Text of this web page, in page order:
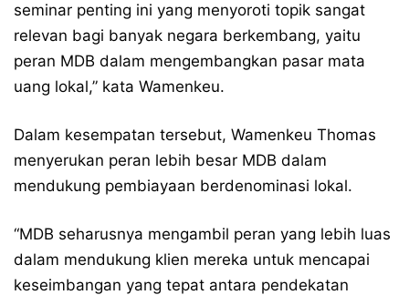
seminar penting ini yang menyoroti topik sangat
relevan bagi banyak negara berkembang, yaitu
peran MDB dalam mengembangkan pasar mata
uang lokal,” kata Wamenkeu.
Dalam kesempatan tersebut, Wamenkeu Thomas
menyerukan peran lebih besar MDB dalam
mendukung pembiayaan berdenominasi lokal.
“MDB seharusnya mengambil peran yang lebih luas
dalam mendukung klien mereka untuk mencapai
keseimbangan yang tepat antara pendekatan